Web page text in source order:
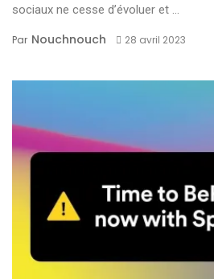
sociaux ne cesse d’évoluer et ...
Par Nouchnouch 28 avril 2023